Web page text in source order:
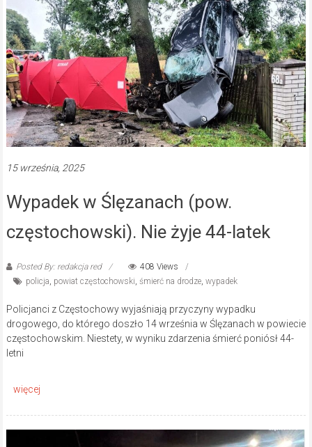
15 września, 2025
Wypadek w Ślęzanach (pow.
częstochowski). Nie żyje 44-latek
Posted By: redakcja red
408 Views
policja powiat częstochowski śmierć na drodze, wypadek
Policjanci z Częstochowy wyjaśniają przyczyny wypadku
drogowego, do którego doszło 14 września w Ślęzanach w powiecie
częstochowskim. Niestety, w wyniku zdarzenia śmierć poniósł 44-
letni